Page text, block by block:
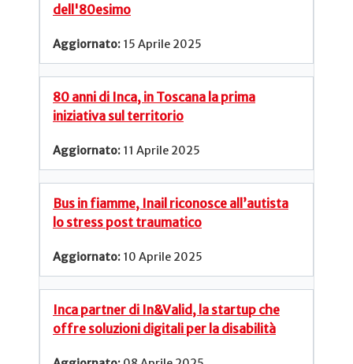
dell'80esimo
15 Aprile 2025
80 anni di Inca, in Toscana la prima
iniziativa sul territorio
11 Aprile 2025
Bus in fiamme, Inail riconosce all’autista
lo stress post traumatico
10 Aprile 2025
Inca partner di In&Valid, la startup che
offre soluzioni digitali per la disabilità